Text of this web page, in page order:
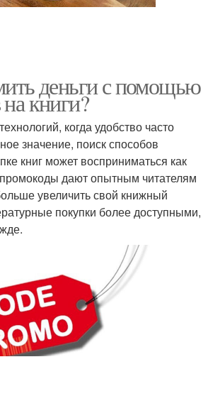
деньги с помощью
книги?
когда удобство часто
значение, поиск способов
книг может восприниматься как
дают опытным читателям
увеличить свой книжный
покупки более доступными,